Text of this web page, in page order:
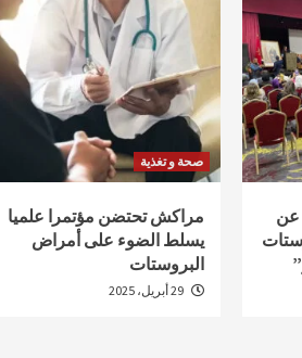
عن
صحة و تغذية
مراكش تحتضن مؤتمرا علميا
يسلط الضوء على أمراض
البروستات